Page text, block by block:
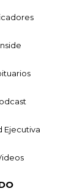
Ejecutiva